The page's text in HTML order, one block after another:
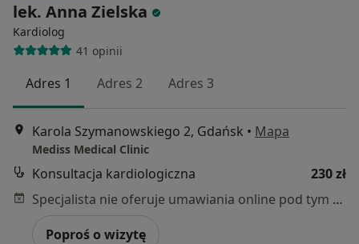
lek. Anna Zielska
Kardiolog
41 opinii
Adres 1 Adres 2 Adres 3
Karola Szymanowskiego 2, Gdańsk • Mapa
Mediss Medical Clinic
Konsultacja kardiologiczna
230 zł
Specjalista nie oferuje umawiania online pod tym adresem.
Poproś o wizytę